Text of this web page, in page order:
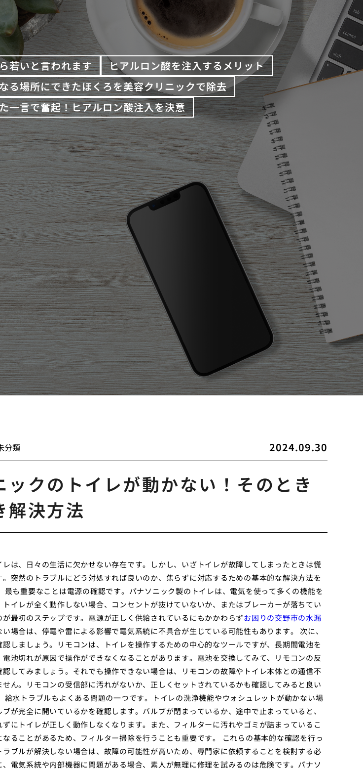
若いと言われます
ヒアルロン酸を注入するメリット
る場所にできたほくろを美容クリニックで除去
一言で奮起！ヒアルロン酸注入を決意
2024.09.30
分類
ックのトイレが動かない！そのとき
解決方法
は、日々の生活に欠かせない存在です。しかし、いざトイレが故障してしまったときは慌
突然のトラブルにどう対処すれば良いのか、焦らずに対応するための基本的な解決方法を
最も重要なことは電源の確認です。パナソニック製のトイレは、電気を使って多くの機能を
イレが全く動作しない場合、コンセントが抜けていないか、またはブレーカーが落ちてい
最初のステップです。電源が正しく供給されているにもかかわらずお困りの交野市の水漏
い場合は、停電や雷による影響で電気系統に不具合が生じている可能性もあります。 次に、
認しましょう。リモコンは、トイレを操作するための中心的なツールですが、長期間電池を
池切れが原因で操作ができなくなることがあります。電池を交換してみて、リモコンの反
してみましょう。それでも操作できない場合は、リモコンの故障やトイレ本体との通信不
せん。リモコンの受信部に汚れがないか、正しくセットされているかも確認してみると良い
給水トラブルもよくある問題の一つです。トイレの洗浄機能やウォシュレットが動かない場
が完全に開いているかを確認します。バルブが閉まっているか、途中で止まっていると、
にトイレが正しく動作しなくなります。また、フィルターに汚れやゴミが詰まっているこ
なることがあるため、フィルター掃除を行うことも重要です。 これらの基本的な確認を行っ
ブルが解決しない場合は、故障の可能性が高いため、専門家に依頼することを検討する必
電気系統や内部機器に問題がある場合、素人が無理に修理を試みるのは危険です。パナソ